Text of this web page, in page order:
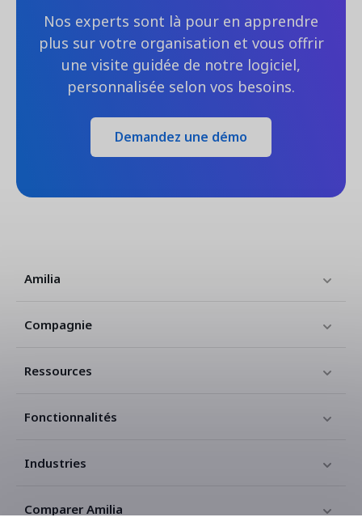
Nos experts sont là pour en apprendre
plus sur votre organisation et vous offrir
une visite guidée de notre logiciel,
personnalisée selon vos besoins.
Demandez une démo
Amilia
Compagnie
Ressources
Fonctionnalités
Industries
Comparer Amilia